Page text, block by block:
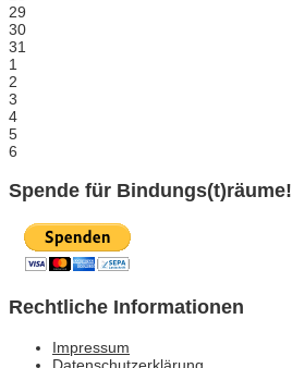
29
30
31
1
2
3
4
5
6
Spende für Bindungs(t)räume!
Rechtliche Informationen
Impressum